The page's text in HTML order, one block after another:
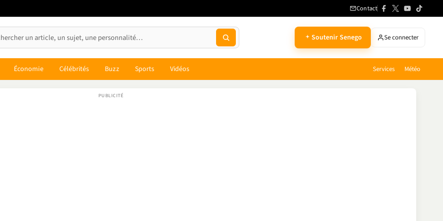
Contact
Soutenir Senego Se connecter
Économie Célébrités Buzz Sports Vidéos Services Météo